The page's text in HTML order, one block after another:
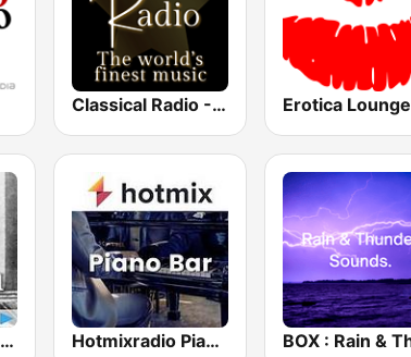
Classical Radio - Sleep Baby Erotica Lounge
CalmRadio.com - Chopin Hotmixradio Piano Bar